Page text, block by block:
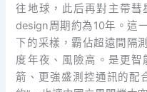
往地球，此后再對主帶彗
design周期約為10年。這
下的采樣，霸佔超遠間隔
度年夜、風險高。是更
箭、更強盛測控通訊的配